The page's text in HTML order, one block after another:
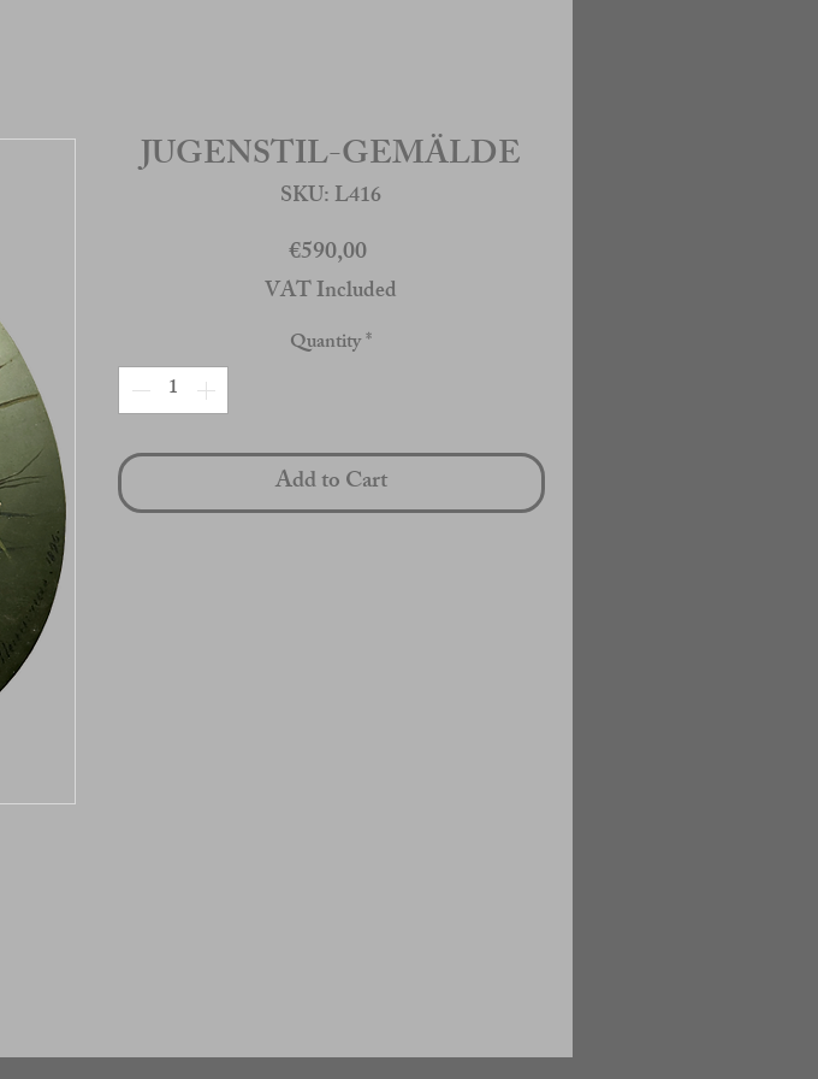
JUGENSTIL-GEMÄLDE
SKU: L416
€590,00Price
VAT Included
Quantity*
Add to Cart